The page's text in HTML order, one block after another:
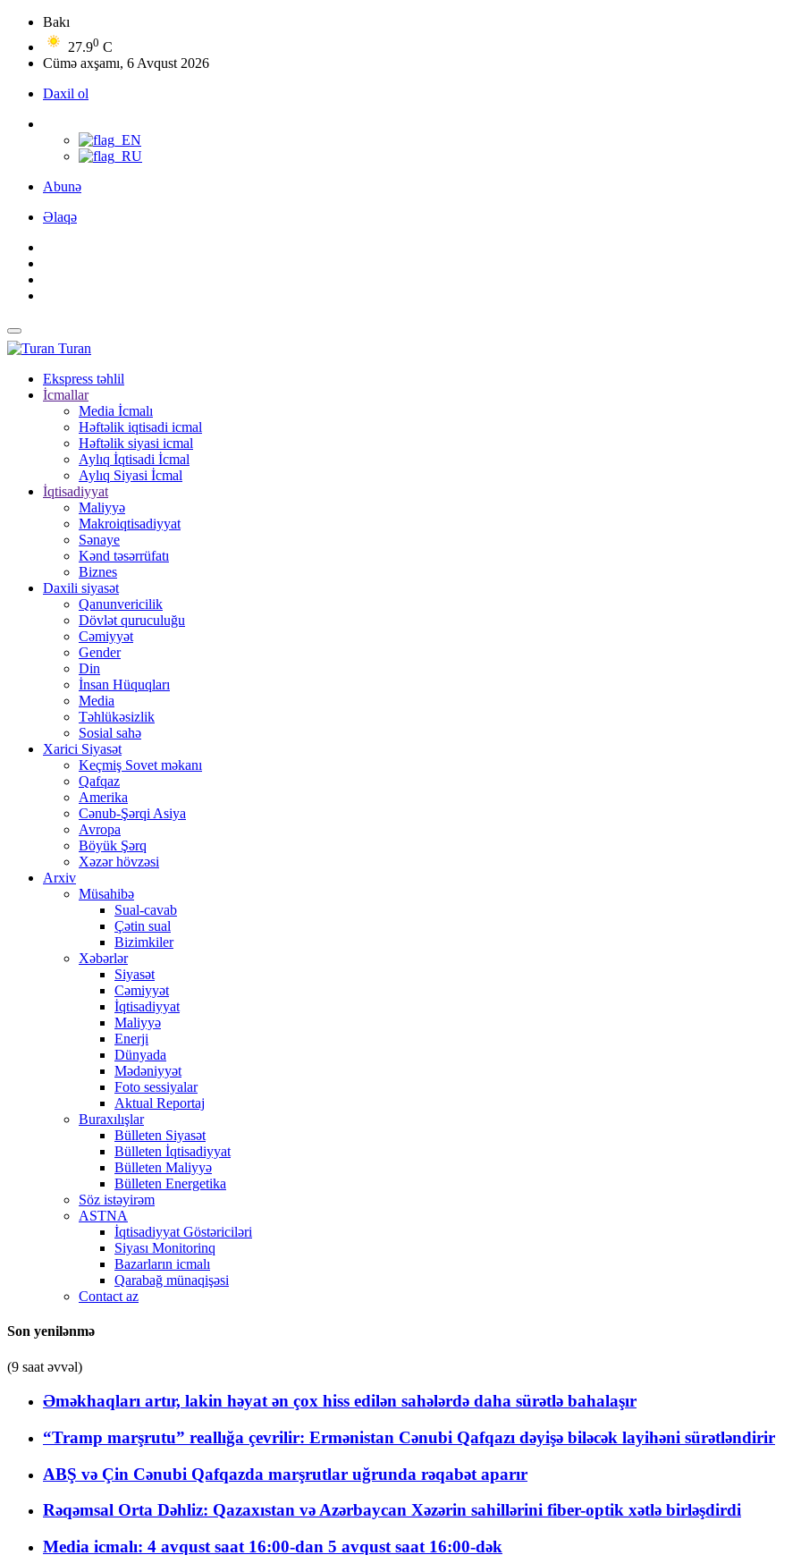
Bakı
27.90 C
Cümə axşamı, 6 Avqust 2026
Daxil ol
Abunə
Əlaqə
Turan
Ekspress təhlil
İcmallar
Media İcmalı
Həftəlik iqtisadi icmal
Həftəlik siyasi icmal
Aylıq İqtisadi İcmal
Aylıq Siyasi İcmal
İqtisadiyyat
Maliyyə
Makroiqtisadiyyat
Sənaye
Kənd təsərrüfatı
Biznes
Daxili siyasət
Qanunvericilik
Dövlət quruculuğu
Cəmiyyət
Gender
Din
İnsan Hüquqları
Media
Təhlükəsizlik
Sosial sahə
Xarici Siyasət
Keçmiş Sovet məkanı
Qafqaz
Amerika
Cənub-Şərqi Asiya
Avropa
Böyük Şərq
Xəzər hövzəsi
Arxiv
Müsahibə
Sual-cavab
Çətin sual
Bizimkiler
Xəbərlər
Siyasət
Cəmiyyət
İqtisadiyyat
Maliyyə
Enerji
Dünyada
Mədəniyyət
Foto sessiyalar
Aktual Reportaj
Buraxılışlar
Bülleten Siyasət
Bülleten İqtisadiyyat
Bülleten Maliyyə
Bülleten Energetika
Söz istəyirəm
ASTNA
İqtisadiyyat Göstəriciləri
Siyası Monitorinq
Bazarların icmalı
Qarabağ münaqişəsi
Contact az
Son yenilənmə
(9 saat əvvəl)
Əməkhaqları artır, lakin həyat ən çox hiss edilən sahələrdə daha sürətlə bahalaşır
“Tramp marşrutu” reallığa çevrilir: Ermənistan Cənubi Qafqazı dəyişə biləcək layihəni sürətləndirir
ABŞ və Çin Cənubi Qafqazda marşrutlar uğrunda rəqabət aparır
Rəqəmsal Orta Dəhliz: Qazaxıstan və Azərbaycan Xəzərin sahillərini fiber-optik xətlə birləşdirdi
Media icmalı: 4 avqust saat 16:00-dan 5 avqust saat 16:00-dək